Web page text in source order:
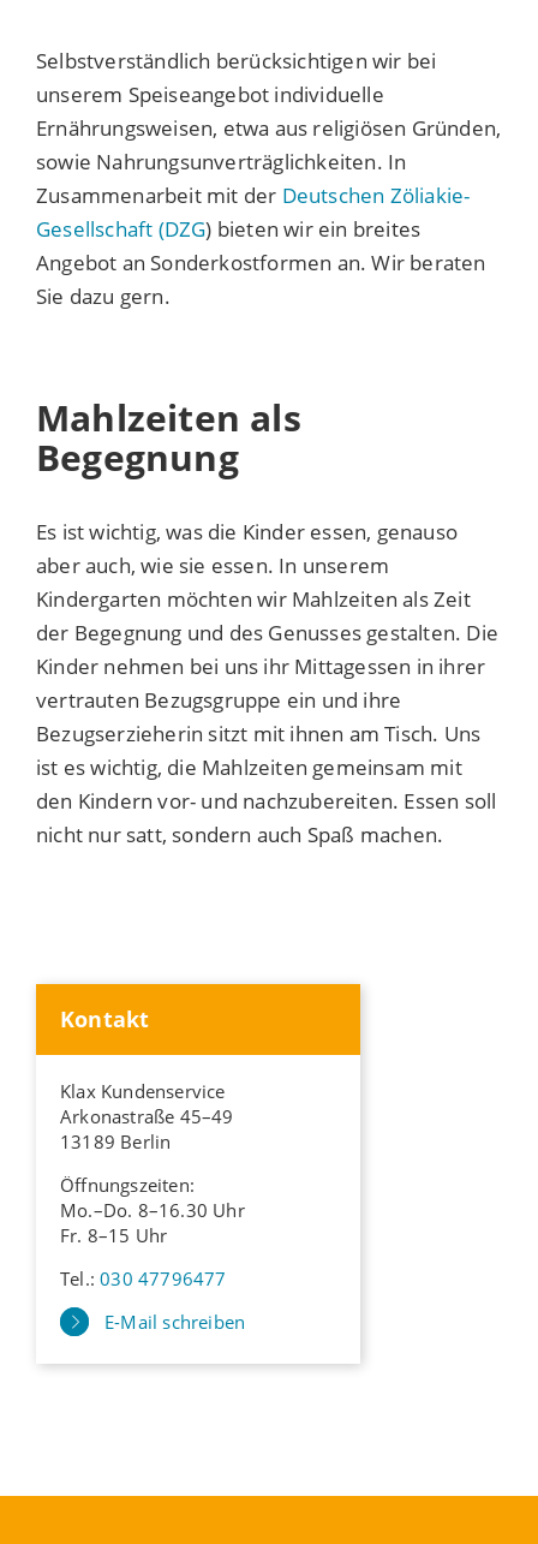
Selbstverständlich berücksichtigen wir bei
unserem Speiseangebot individuelle
Ernährungsweisen, etwa aus religiösen Gründen,
sowie Nahrungsunverträglichkeiten. In
Zusammenarbeit mit der Deutschen Zöliakie-
Gesellschaft (DZG) bieten wir ein breites
Angebot an Sonderkostformen an. Wir beraten
Sie dazu gern.
Mahlzeiten als
Begegnung
Es ist wichtig, was die Kinder essen, genauso
aber auch, wie sie essen. In unserem
Kindergarten möchten wir Mahlzeiten als Zeit
der Begegnung und des Genusses gestalten. Die
Kinder nehmen bei uns ihr Mittagessen in ihrer
vertrauten Bezugsgruppe ein und ihre
Bezugserzieherin sitzt mit ihnen am Tisch. Uns
ist es wichtig, die Mahlzeiten gemeinsam mit
den Kindern vor- und nachzubereiten. Essen soll
nicht nur satt, sondern auch Spaß machen.
Kontakt
Klax Kundenservice
Arkonastraße 45–49
13189 Berlin
Öffnungszeiten:
Mo.–Do. 8–16.30 Uhr
Fr. 8–15 Uhr
Tel.:030 47796477
E-Mail schreiben